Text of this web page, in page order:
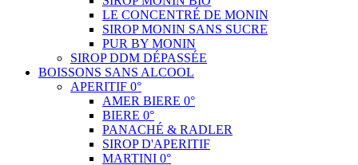
LE CONCENTRÉ DE MONIN
SIROP MONIN SANS SUCRE
PUR BY MONIN
SIROP DDM DÉPASSÉE
BOISSONS SANS ALCOOL
APERITIF 0°
AMER BIERE 0°
BIERE 0°
PANACHÉ & RADLER
SIROP D'APERITIF
MARTINI 0°